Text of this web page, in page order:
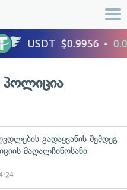
პოლიცია
გადაყვანის შემდეგ
მაღალჩინოსანი